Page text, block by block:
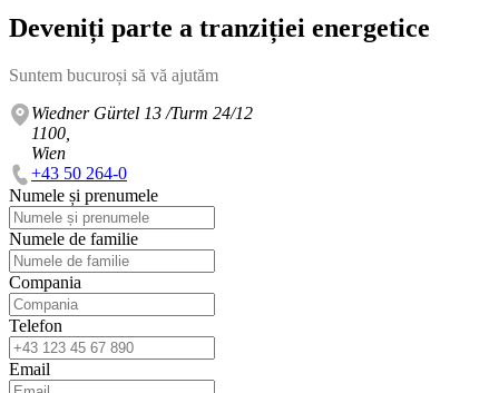
Deveniți parte a tranziției energetice
Suntem bucuroși să vă ajutăm
Wiedner Gürtel 13 /Turm 24/12
1100,
Wien
+43 50 264-0
Numele și prenumele
Numele de familie
Compania
Telefon
Email